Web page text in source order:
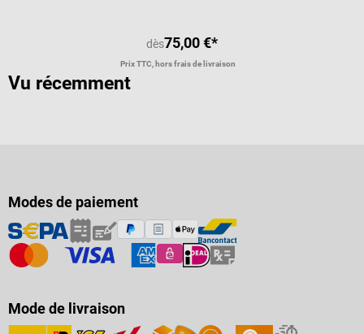
dès75,00 €*
Prix TTC, hors frais de livraison
Vu récemment
Modes de paiement
Mode de livraison